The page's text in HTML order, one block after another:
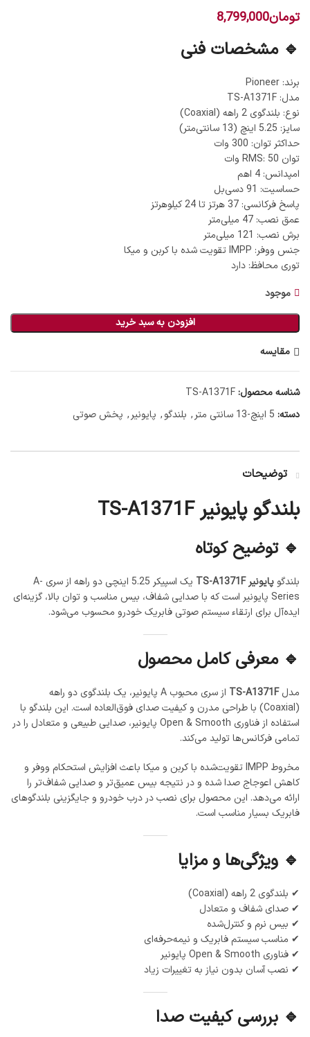
تومان8,799,000
🔹 مشخصات فنی
برند: Pioneer
مدل: TS-A1371F
نوع: بلندگوی 2 راهه (Coaxial)
سایز: 5.25 اینچ (13 سانتی‌متر)
حداکثر توان: 300 وات
توان RMS: 50 وات
امپدانس: 4 اهم
حساسیت: 91 دسی‌بل
پاسخ فرکانسی: 37 هرتز تا 24 کیلوهرتز
عمق نصب: 47 میلی‌متر
برش نصب: 121 میلی‌متر
جنس ووفر: IMPP تقویت شده با کربن و میکا
توری محافظ: دارد
موجود
افزودن به سبد خرید
مقایسه
شناسه محصول:TS-A1371F
دسته: 5 اینچ-13 سانتی متر , بلندگو, پایونیر, پخش صوتی
توضیحات
بلندگو پایونیر TS-A1371F
🔹 توضیح کوتاه
بلندگو پایونیر TS-A1371F
یک اسپیکر 5.25 اینچی دو راهه از سری A-
Series پایونیر است که با صدایی شفاف، بیس مناسب و توان بالا، گزینه‌ای
ایده‌آل برای ارتقاء سیستم صوتی فابریک خودرو محسوب می‌شود.
🔹 معرفی کامل محصول
مدلTS-A1371F
از سری محبوب A پایونیر، یک بلندگوی دو راهه
(Coaxial) با طراحی مدرن و کیفیت صدای فوق‌العاده است. این بلندگو با
استفاده از فناوری Open & Smooth پایونیر، صدایی طبیعی و متعادل را در
تمامی فرکانس‌ها تولید می‌کند.
مخروط IMPP تقویت‌شده با کربن و میکا باعث افزایش استحکام ووفر و
کاهش اعوجاج صدا شده و در نتیجه بیس عمیق‌تر و صدایی شفاف‌تر را
ارائه می‌دهد. این محصول برای نصب در درب خودرو و جایگزینی بلندگوهای
فابریک بسیار مناسب است.
🔹 ویژگی‌ها و مزایا
✔ بلندگوی 2 راهه (Coaxial)
✔ صدای شفاف و متعادل
✔ بیس نرم و کنترل‌شده
✔ مناسب سیستم فابریک و نیمه‌حرفه‌ای
✔ فناوری Open & Smooth پایونیر
✔ نصب آسان بدون نیاز به تغییرات زیاد
🔹 بررسی کیفیت صدا